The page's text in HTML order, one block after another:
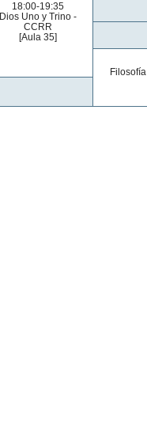
18:00-19:35
Dios Uno y Trino -
CCRR
[Aula 35]